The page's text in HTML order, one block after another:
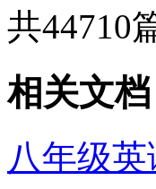
共44710
相关文档
八年级